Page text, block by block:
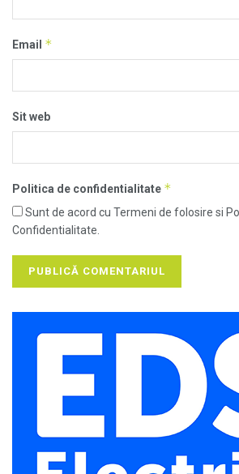
Email *
Sit web
Politica de confidentialitate *
Sunt de acord cu Termeni de folosire si
Confidentialitate.